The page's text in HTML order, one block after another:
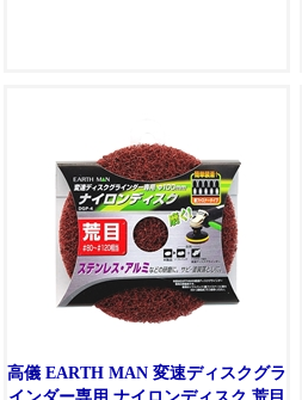
高儀 EARTH MAN 変速ディスクグラ